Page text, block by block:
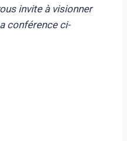
invite à visionner
conférence ci-